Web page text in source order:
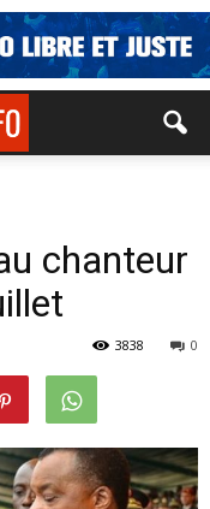
chanteur
0
3838